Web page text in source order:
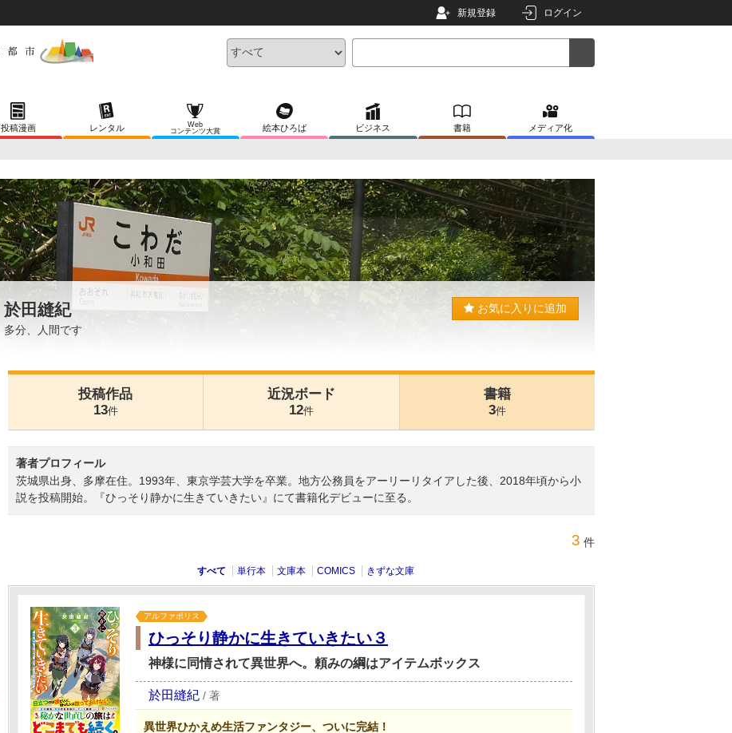
新規登録 ログイン
投稿漫画 レンタル
Web
コンテンツ大賞
絵本ひろば ビジネス 書籍 メディア化
於田縫紀
多分、人間です
お気に入りに追加
投稿作品
13件
近況ボード
12件
書籍
3件
著者プロフィール
茨城県出身、多摩在住。1993年、東京学芸大学を卒業。地方公務員をアーリーリタイアした後、2018年頃から小
説を投稿開始。『ひっそり静かに生きていきたい』にて書籍化デビューに至る。
3 件
すべて 単行本 文庫本 COMICS きずな文庫
アルファポリス
ひっそり静かに生きていきたい３
神様に同情されて異世界へ。頼みの綱はアイテムボックス
於田縫紀 / 著
異世界ひかえめ生活ファンタジー、ついに完結！